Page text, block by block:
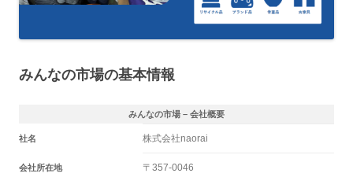
みんなの市場の基本情報
みんなの市場 – 会社概要
社名 株式会社naorai
会社所在地
〒357-0046